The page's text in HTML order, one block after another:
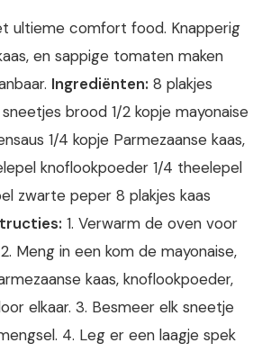
ultieme comfort food. Knapperig
en sappige tomaten maken
Ingrediënten: 8 plakjes
brood 1/2 kopje mayonaise
1/4 kopje Parmezaanse kaas,
knoflookpoeder 1/4 theelepel
zwarte peper 8 plakjes kaas
1. Verwarm de oven voor
Meng in een kom de mayonaise,
kaas, knoflookpoeder,
elkaar. 3. Besmeer elk sneetje
4. Leg er een laagje spek